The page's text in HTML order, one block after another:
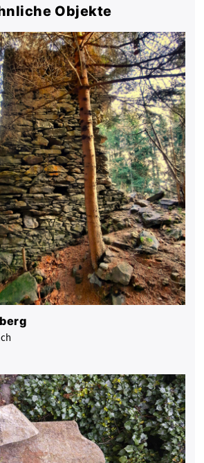
Objekte